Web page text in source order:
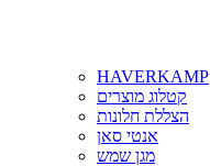
HAVERKAMP
קטלוג מוצרים
הצללת חלונות
אנטי סאן
מגן שמש